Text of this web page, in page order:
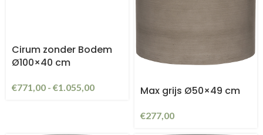
Cirum zonder Bodem
Ø100×40 cm
€771,00 - €1.055,00 Max grijs Ø50×49 cm
€277,00